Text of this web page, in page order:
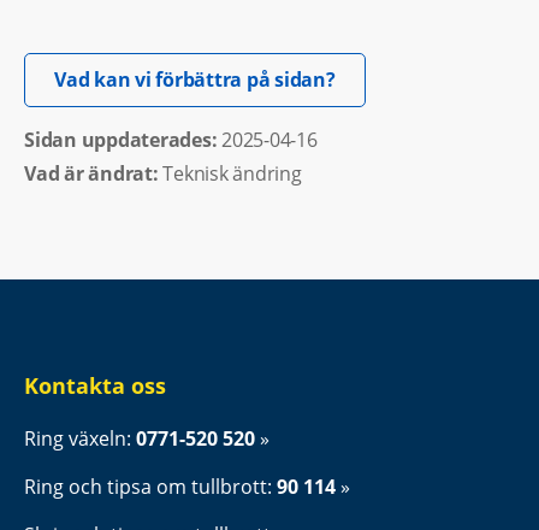
Vad kan vi förbättra på sidan?Öppnas i nytt fönster.
Sidan uppdaterades: 2025-04-16
Vad är ändrat:Teknisk ändring
Kontakta oss
Ring växeln: 0771-520 520
Ring och tipsa om tullbrott: 90 114